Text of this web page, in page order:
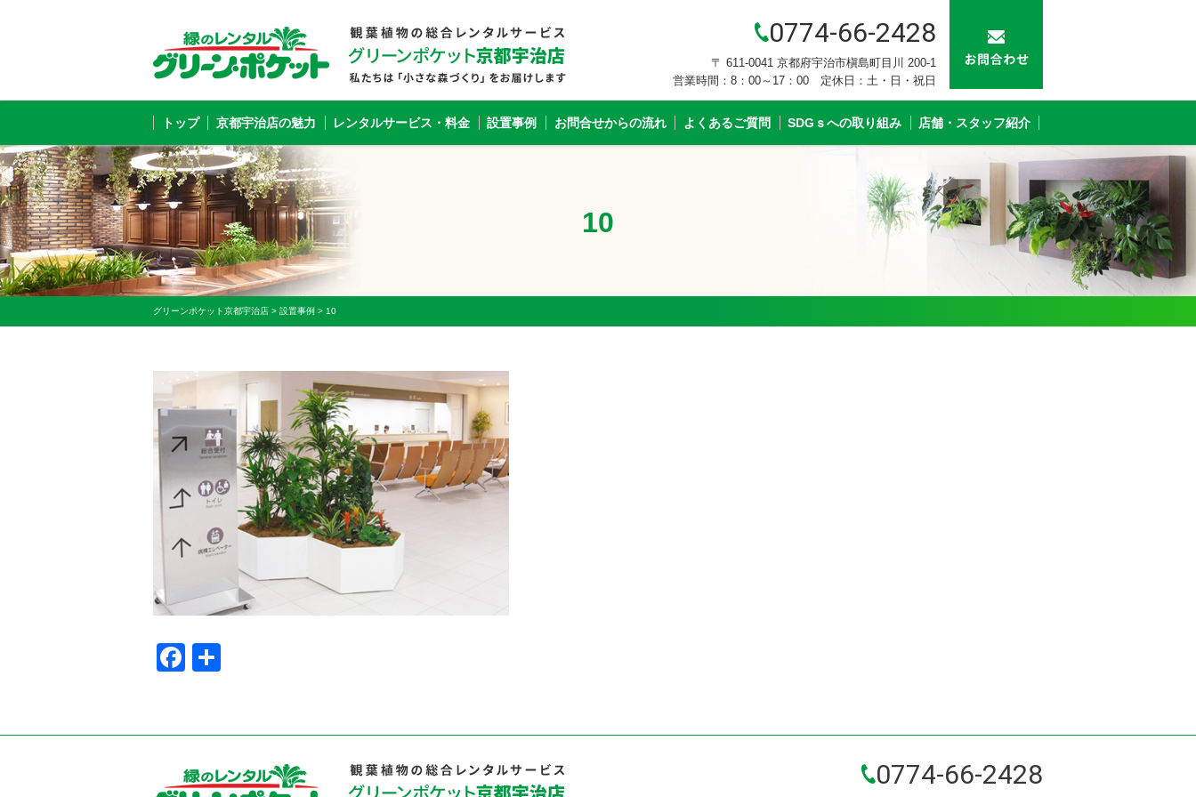
0774-66-2428
〒 611-0041 京都府宇治市槇島町目川 200-1
営業時間：8：00～17：00 定休日：土・日・祝日
トップ 京都宇治店の魅力 レンタルサービス・料金 設置事例 お問合せからの流れ よくあるご質問 SDGｓへの取り組み 店舗・スタッフ紹介
10
グリーンポケット京都宇治店 > 設置事例 > 10
Facebook
0774-66-2428